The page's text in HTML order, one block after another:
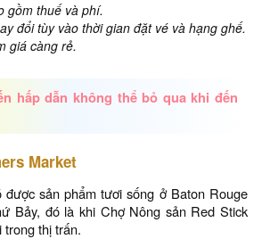
gồm thuế và phí.
đổi tùy vào thời gian đặt vé và hạng ghế.
giá càng rẻ.
hấp dẫn không thể bỏ qua khi đến
Market
được sản phẩm tươi sống ở Baton Rouge
Bảy, đó là khi Chợ Nông sản Red Stick
trong thị trấn.